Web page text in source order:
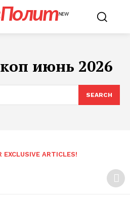
NEW
июнь 2026
SEARCH
EXCLUSIVE ARTICLES!